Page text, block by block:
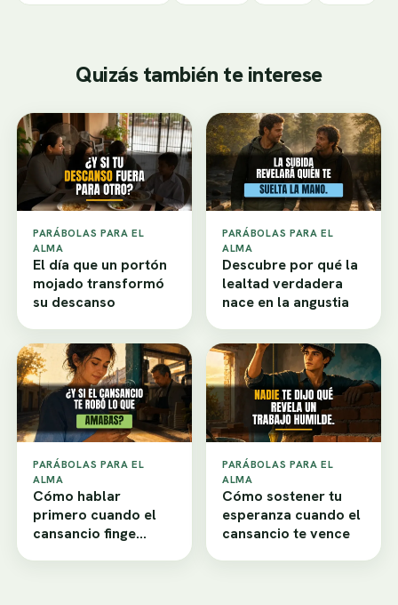
Quizás también te interese
PARÁBOLAS PARA EL
ALMA
El día que un portón
mojado transformó
su descanso
PARÁBOLAS PARA EL
ALMA
Descubre por qué la
lealtad verdadera
nace en la angustia
PARÁBOLAS PARA EL
ALMA
Cómo hablar
primero cuando el
cansancio finge
PARÁBOLAS PARA EL
ALMA
Cómo sostener tu
esperanza cuando el
cansancio te vence